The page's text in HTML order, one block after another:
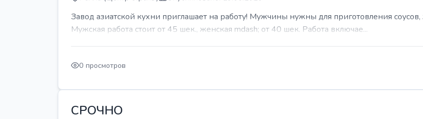
Завод азиатской кухни приглашает на работу! Мужчины нужны для приготовления
Мужская работа стоит от 45 шек., женская mdash; от 40 шек. Работа включае...
0 просмотров
СРОЧНО